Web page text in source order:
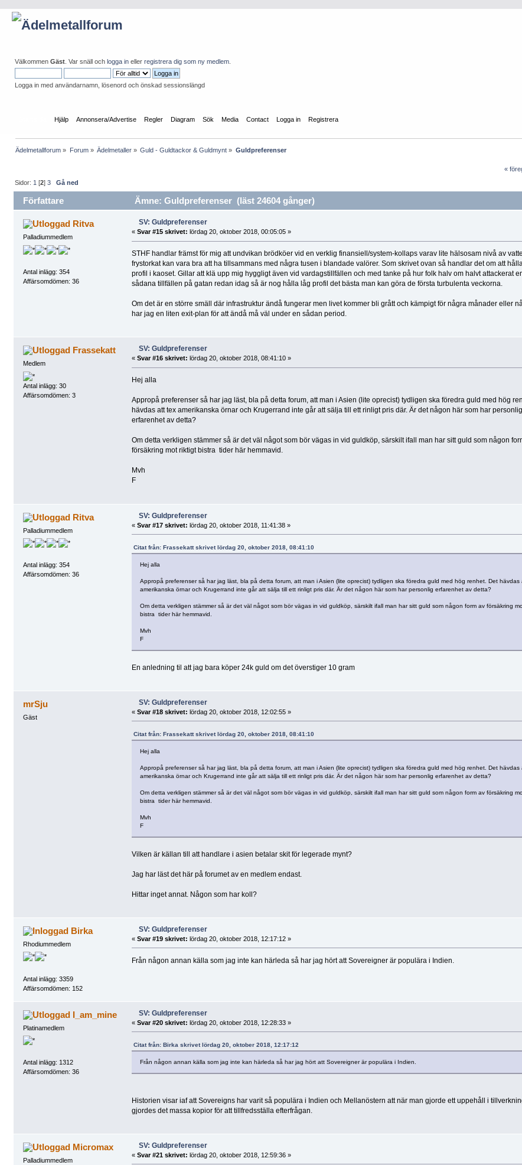
Välkommen Gäst . Var snäll och logga in eller registrera dig som ny medlem
Logga in med användarnamn, lösenord och önskad sessionslängd
Hjälp Annonsera/Advertise Regler Diagram Sök Media Contact Logga in Registrera
Ädelmetallforum » Forum» Ädelmetaller» Guld - Guldtackor & Guldmynt » Guldpreferenser
«
Sidor: 1 [2]3 Gå ned
Författare Ämne: Guldpreferenser (läst 24604 gånger)
Ritva
Palladiummedlem
Antal inlägg: 354
Affärsomdömen: 36
SV: Guldpreferenser
« Svar #15 skrivet: lördag 20, oktober 2018, 00:05:05 »
STHF handlar främst för mig att undvikan brödköer vid en verklig finansiell/system-kollaps varav lite hälsosam nivå av
frystorkat kan vara bra att ha tillsammans med några tusen i blandade valörer. Som skrivet ovan så handlar det om att
profil i kaoset. Gillar att klä upp mig hyggligt även vid vardagstillfällen och med tanke på hur folk halv om halvt attackerat
sådana tillfällen på gatan redan idag så är nog hålla låg profil det bästa man kan göra de första turbulenta veckorna.
Om det är en större smäll där infrastruktur ändå fungerar men livet kommer bli grått och kämpigt för några månader eller
har jag en liten exit-plan för att ändå må väl under en sådan period.
Frassekatt
Medlem
Antal inlägg: 30
Affärsomdömen: 3
SV: Guldpreferenser
« Svar #16 skrivet: lördag 20, oktober 2018, 08:41:10 »
Hej alla
Appropå preferenser så har jag läst, bla på detta forum, att man i Asien (lite oprecist) tydligen ska föredra guld med hög
hävdas att tex amerikanska örnar och Krugerrand inte går att sälja till ett rinligt pris där. Är det någon här som har personlig
erfarenhet av detta?
Om detta verkligen stämmer så är det väl något som bör vägas in vid guldköp, särskilt ifall man har sitt guld som någon
försäkring mot riktigt bistra tider här hemmavid.
Mvh
F
Ritva
Palladiummedlem
Antal inlägg: 354
Affärsomdömen: 36
SV: Guldpreferenser
« Svar #17 skrivet: lördag 20, oktober 2018, 11:41:38 »
Citat från: Frassekatt skrivet lördag 20, oktober 2018, 08:41:10
Hej alla
Appropå preferenser så har jag läst, bla på detta forum, att man i Asien (lite oprecist) tydligen ska föredra guld med hög renhet. Det hävdas
amerikanska örnar och Krugerrand inte går att sälja till ett rinligt pris där. Är det någon här som har personlig erfarenhet av detta?
Om detta verkligen stämmer så är det väl något som bör vägas in vid guldköp, särskilt ifall man har sitt guld som någon form av försäkring
bistra tider här hemmavid.
Mvh
F
En anledning til att jag bara köper 24k guld om det överstiger 10 gram
mrSju
Gäst
SV: Guldpreferenser
« Svar #18 skrivet: lördag 20, oktober 2018, 12:02:55 »
Citat från: Frassekatt skrivet lördag 20, oktober 2018, 08:41:10
Hej alla
Appropå preferenser så har jag läst, bla på detta forum, att man i Asien (lite oprecist) tydligen ska föredra guld med hög renhet. Det hävdas
amerikanska örnar och Krugerrand inte går att sälja till ett rinligt pris där. Är det någon här som har personlig erfarenhet av detta?
Om detta verkligen stämmer så är det väl något som bör vägas in vid guldköp, särskilt ifall man har sitt guld som någon form av försäkring
bistra tider här hemmavid.
Mvh
F
Vilken är källan till att handlare i asien betalar skit för legerade mynt?
Jag har läst det här på forumet av en medlem endast.
Hittar inget annat. Någon som har koll?
Birka
Rhodiummedlem
Antal inlägg: 3359
Affärsomdömen: 152
SV: Guldpreferenser
« Svar #19 skrivet: lördag 20, oktober 2018, 12:17:12 »
Från någon annan källa som jag inte kan härleda så har jag hört att Sovereigner är populära i Indien.
I_am_mine
Platinamedlem
Antal inlägg: 1312
Affärsomdömen: 36
SV: Guldpreferenser
« Svar #20 skrivet: lördag 20, oktober 2018, 12:28:33 »
Citat från: Birka skrivet lördag 20, oktober 2018, 12:17:12
Från någon annan källa som jag inte kan härleda så har jag hört att Sovereigner är populära i Indien.
Historien visar iaf att Sovereigns har varit så populära i Indien och Mellanöstern att när man gjorde ett uppehåll i
gjordes det massa kopior för att tillfredsställa efterfrågan.
Micromax
Palladiummedlem
SV: Guldpreferenser
« Svar #21 skrivet: lördag 20, oktober 2018, 12:59:36 »